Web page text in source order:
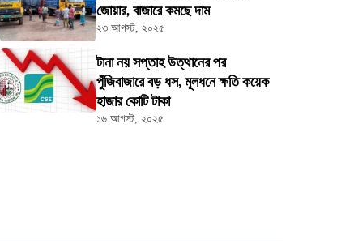
জোয়ার, বাজারে কমছে দাম
২৩ আগস্ট, ২০২৫
টানা নয় সপ্তাহ উত্থানের পর
পুঁজিবাজারে বড় ধস, মূলধনে ক্ষতি কয়েক
হাজার কোটি টাকা
১৬ আগস্ট, ২০২৫